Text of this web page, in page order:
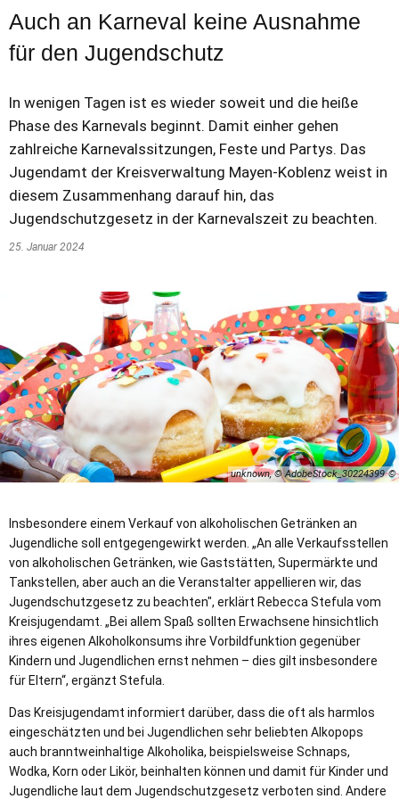
Auch an Karneval keine Ausnahme
für den Jugendschutz
In wenigen Tagen ist es wieder soweit und die heiße
Phase des Karnevals beginnt. Damit einher gehen
zahlreiche Karnevalssitzungen, Feste und Partys. Das
Jugendamt der Kreisverwaltung Mayen-Koblenz weist in
diesem Zusammenhang darauf hin, das
Jugendschutzgesetz in der Karnevalszeit zu beachten.
25. Januar 2024
unknown, © AdobeStock_30224399
Insbesondere einem Verkauf von alkoholischen Getränken an
Jugendliche soll entgegengewirkt werden. „An alle Verkaufsstellen
von alkoholischen Getränken, wie Gaststätten, Supermärkte und
Tankstellen, aber auch an die Veranstalter appellieren wir, das
Jugendschutzgesetz zu beachten", erklärt Rebecca Stefula vom
Kreisjugendamt. „Bei allem Spaß sollten Erwachsene hinsichtlich
ihres eigenen Alkoholkonsums ihre Vorbildfunktion gegenüber
Kindern und Jugendlichen ernst nehmen – dies gilt insbesondere
für Eltern“, ergänzt Stefula.
Das Kreisjugendamt informiert darüber, dass die oft als harmlos
eingeschätzten und bei Jugendlichen sehr beliebten Alkopops
auch branntweinhaltige Alkoholika, beispielsweise Schnaps,
Wodka, Korn oder Likör, beinhalten können und damit für Kinder und
Jugendliche laut dem Jugendschutzgesetz verboten sind. Andere